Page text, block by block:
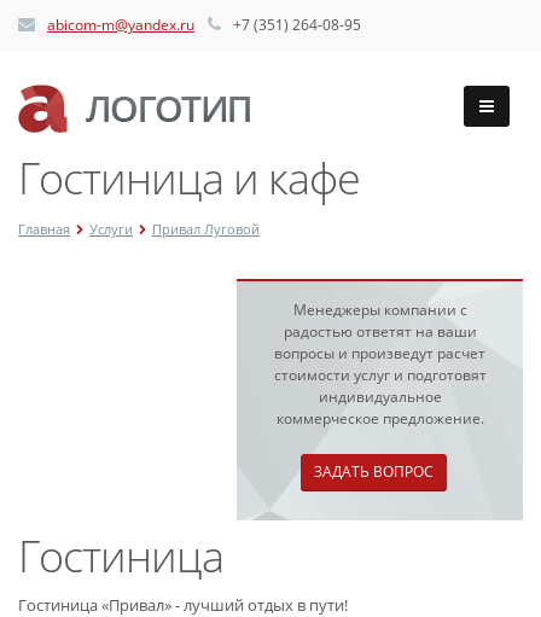
abicom-m@yandex.ru +7 (351) 264-08-95
Гостиница и кафе
Главная Услуги Привал Луговой
Менеджеры компании с
радостью ответят на ваши
вопросы и произведут расчет
стоимости услуг и подготовят
индивидуальное
коммерческое предложение.
ЗАДАТЬ ВОПРОС
Гостиница
Гостиница «Привал» - лучший отдых в пути!